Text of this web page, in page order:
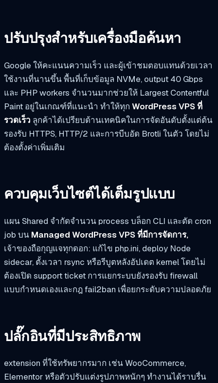
ปรับปรุงสำหรับเครื่องมือค้นหา
Google ให้คะแนนความเร็ว และผู้เข้าชมตอบแทนด้วยเวลา
ใช้งานที่นานขึ้น พื้นที่เก็บข้อมูล NVMe, output 40 Gbps
และ PHP workers จำนวนมากช่วยให้ Largest Contentful
Paint อยู่ในเกณฑ์ที่แนะนำ ทำให้ทุก WordPress VPS ที่
รวดเร็ว ลูกค้าได้เปรียบด้านเทคนิคในการจัดอันดับตั้งแต่ต้น
รองรับ HTTPS, HTTP/2 และการบีบอัด Brotli ในตัว โดยไม่
ต้องตั้งค่าเพิ่มเติม
ควบคุมเว็บไซต์ได้เต็มรูปแบบ
แผน Shared จำกัดจำนวน process บล็อก CLI และตัด cron
job บน Managed WordPress VPS ที่มีการจัดการ,
เจ้าของถือกุญแจทุกดอก: แก้ไข php.ini, deploy Node
sidecar, ตั้งเวลา rsync หรือรีบูตหลังอัปเดต kernel โดยไม่
ต้องเปิด support ticket การแยกระบบยังรองรับ firewall
แบบกำหนดเองและกฎ fail2ban เพื่อยกระดับความปลอดภัย
ปลั๊กอินที่มีประสิทธิภาพ
extension ที่ใช้ทรัพยากรมาก เช่น WooCommerce,
Elementor หรือตัวปรับแต่งรูปภาพหนักๆ ทำงานได้ราบรื่น